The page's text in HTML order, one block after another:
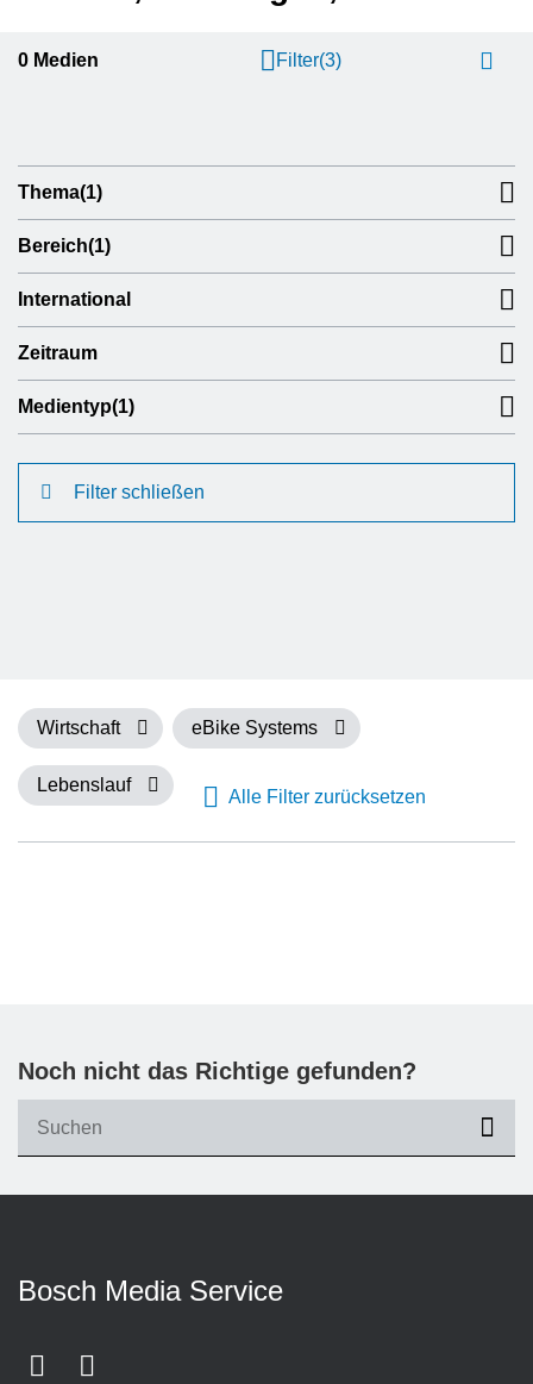
0 Medien Filter(3)
Thema(1)
Bereich(1)
International
Zeitraum
Medientyp(1)
Filter schließen
Wirtschaft eBike Systems
Lebenslauf
Alle Filter zurücksetzen
Noch nicht das Richtige gefunden?
Bosch Media Service